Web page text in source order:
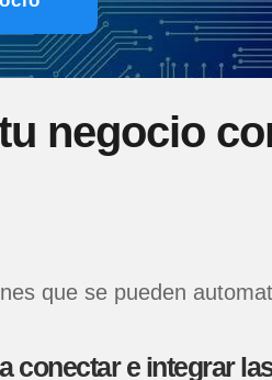
negocio
conectar e integrar